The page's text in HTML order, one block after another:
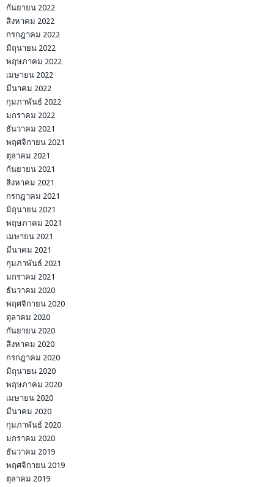
กันยายน 2022
สิงหาคม 2022
กรกฎาคม 2022
มิถุนายน 2022
พฤษภาคม 2022
เมษายน 2022
มีนาคม 2022
กุมภาพันธ์ 2022
มกราคม 2022
ธันวาคม 2021
พฤศจิกายน 2021
ตุลาคม 2021
กันยายน 2021
สิงหาคม 2021
กรกฎาคม 2021
มิถุนายน 2021
พฤษภาคม 2021
เมษายน 2021
มีนาคม 2021
กุมภาพันธ์ 2021
มกราคม 2021
ธันวาคม 2020
พฤศจิกายน 2020
ตุลาคม 2020
กันยายน 2020
สิงหาคม 2020
กรกฎาคม 2020
มิถุนายน 2020
พฤษภาคม 2020
เมษายน 2020
มีนาคม 2020
กุมภาพันธ์ 2020
มกราคม 2020
ธันวาคม 2019
พฤศจิกายน 2019
ตุลาคม 2019